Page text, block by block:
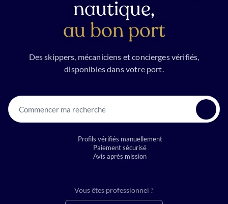
nautique,
au bon port
Des skippers, mécaniciens et concierges vérifiés,
disponibles dans votre port.
Commencer ma recherche
Profils vérifiés manuellement
Paiement sécurisé
Avis après mission
Vous êtes professionnel ?